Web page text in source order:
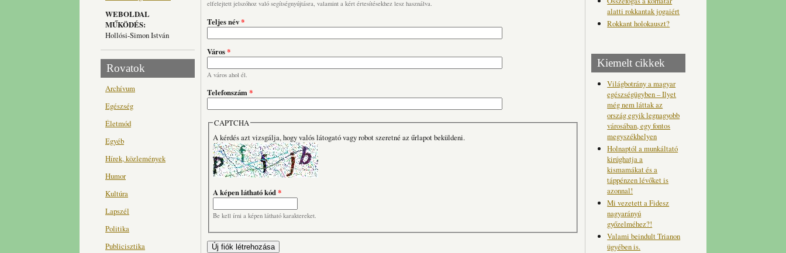
WEBOLDAL
MŰKÖDÉS:
Hollósi-Simon István
Rovatok
Archívum
Egészség
Életmód
Egyéb
Hírek, közlemények
Humor
Kultúra
Lapszél
Politika
Publicisztika
elfelejtett jelszóhoz való segítségnyújtásra, valamint a kért értesítésekhez lesz használva.
Teljes név*
Város*
A város ahol él.
Telefonszám*
CAPTCHA
A kérdés azt vizsgálja, hogy valós látogató vagy robot szeretné az űrlapot beküldeni.
A képen látható kód*
Be kell írni a képen látható karaktereket.
alatti rokkantak jogaiért
Rokkant holokauszt?
Kiemelt cikkek
Világbotrány a magyar
egészségügyben – Ilyet
még nem láttak az
ország egyik legnagyobb
városában, egy fontos
megyszékhelyen
Holnaptól a munkáltató
kirúghatja a
kismamákat és a
táppénzen lévőket is
azonnal!
Mi vezetett a Fidesz
nagyarányú
győzelméhez?!
Valami beindult Trianon
ügyében is.